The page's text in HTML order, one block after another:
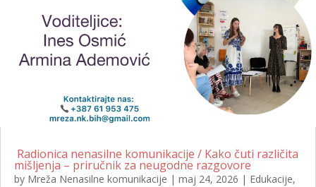
Radionica nenasilne komunikacije / Kako čuti različita
mišljenja – priručnik za neugodne razgovore
by Mreža Nenasilne komunikacije | maj 24, 2026 | Edukacije,